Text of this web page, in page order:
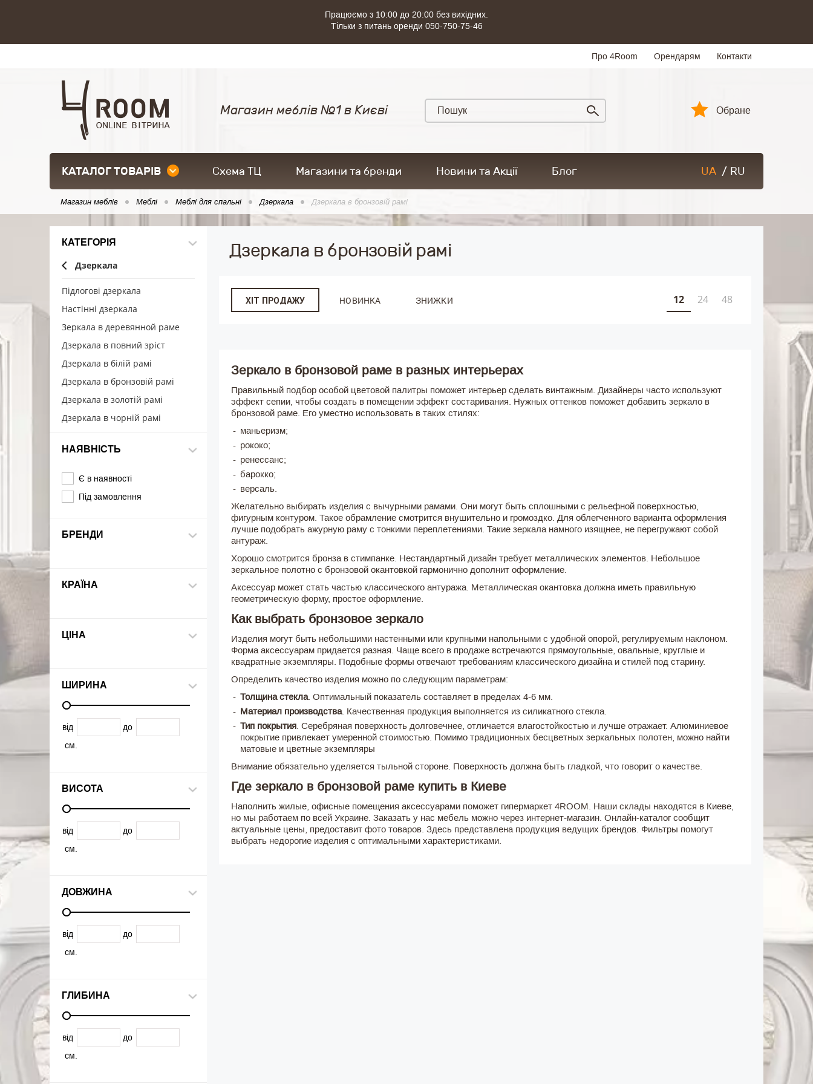
Працюємо з 10:00 до 20:00 без вихідних.
Тільки з питань оренди 050-750-75-46
Про 4Room Орендарям Контакти
Магазин меблів №1 в Києві Обране
КАТАЛОГ ТОВАРІВ Схема ТЦ Магазини та бренди Новини та Акції Блог UA / RU
Магазин меблів Меблі Меблі для спальні Дзеркала Дзеркала в бронзовій рамі
КАТЕГОРІЯ
Дзеркала
Підлогові дзеркала
Настінні дзеркала
Зеркала в деревянной раме
Дзеркала в повний зріст
Дзеркала в білій рамі
Дзеркала в бронзовій рамі
Дзеркала в золотій рамі
Дзеркала в чорній рамі
НАЯВНІСТЬ
Є в наявності
Під замовлення
БРЕНДИ
КРАЇНА
ЦІНА
ШИРИНА
від
до
см.
ВИСОТА
від
до
см.
ДОВЖИНА
від
до
см.
ГЛИБИНА
від
до
см.
Дзеркала в бронзовій рамі
ХІТ ПРОДАЖУ НОВИНКА ЗНИЖКИ 12 24 48
Зеркало в бронзовой раме в разных интерьерах
Правильный подбор особой цветовой палитры поможет интерьер сделать винтажным. Дизайнеры часто используют
эффект сепии, чтобы создать в помещении эффект состаривания. Нужных оттенков поможет добавить зеркало в
бронзовой раме. Его уместно использовать в таких стилях:
маньеризм;
рококо;
ренессанс;
барокко;
версаль.
Желательно выбирать изделия с вычурными рамами. Они могут быть сплошными с рельефной поверхностью,
фигурным контуром. Такое обрамление смотрится внушительно и громоздко. Для облегченного варианта оформления
лучше подобрать ажурную раму с тонкими переплетениями. Такие зеркала намного изящнее, не перегружают собой
антураж.
Хорошо смотрится бронза в стимпанке. Нестандартный дизайн требует металлических элементов. Небольшое
зеркальное полотно с бронзовой окантовкой гармонично дополнит оформление.
Аксессуар может стать частью классического антуража. Металлическая окантовка должна иметь правильную
геометрическую форму, простое оформление.
Как выбрать бронзовое зеркало
Изделия могут быть небольшими настенными или крупными напольными с удобной опорой, регулируемым наклоном.
Форма аксессуарам придается разная. Чаще всего в продаже встречаются прямоугольные, овальные, круглые и
квадратные экземпляры. Подобные формы отвечают требованиям классического дизайна и стилей под старину.
Определить качество изделия можно по следующим параметрам:
Толщина стекла. Оптимальный показатель составляет в пределах 4-6 мм.
Материал производства. Качественная продукция выполняется из силикатного стекла.
Тип покрытия . Серебряная поверхность долговечнее, отличается влагостойкостью и лучше отражает. Алюминиевое
покрытие привлекает умеренной стоимостью. Помимо традиционных бесцветных зеркальных полотен, можно найти
матовые и цветные экземпляры
Внимание обязательно уделяется тыльной стороне. Поверхность должна быть гладкой, что говорит о качестве.
Где зеркало в бронзовой раме купить в Киеве
Наполнить жилые, офисные помещения аксессуарами поможет гипермаркет 4ROOM. Наши склады находятся в Киеве,
но мы работаем по всей Украине. Заказать у нас мебель можно через интернет-магазин. Онлайн-каталог сообщит
актуальные цены, предоставит фото товаров. Здесь представлена продукция ведущих брендов. Фильтры помогут
выбрать недорогие изделия с оптимальными характеристиками.